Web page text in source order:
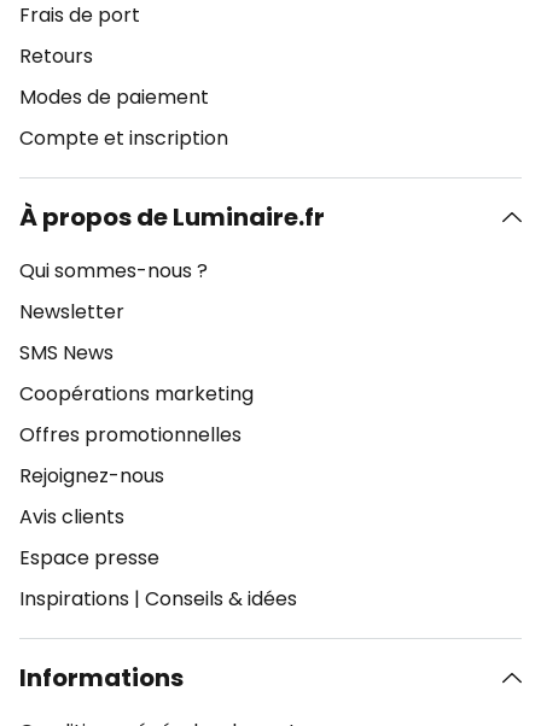
Frais de port
Retours
Modes de paiement
Compte et inscription
À propos de Luminaire.fr
Qui sommes-nous ?
Newsletter
SMS News
Coopérations marketing
Offres promotionnelles
Rejoignez-nous
Avis clients
Espace presse
Inspirations | Conseils & idées
Informations